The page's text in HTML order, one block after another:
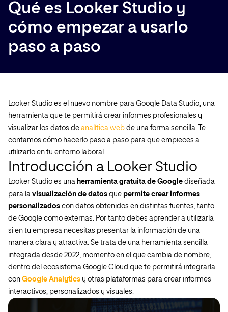
Qué es Looker Studio y
cómo empezar a usarlo
paso a paso
Looker Studio es el nuevo nombre para Google Data Studio, una
herramienta que te permitirá crear informes profesionales y
visualizar los datos de analítica web de una forma sencilla. Te
contamos cómo hacerlo paso a paso para que empieces a
utilizarlo en tu entorno laboral.
Introducción a Looker Studio
Looker Studio es una herramienta gratuita de Google diseñada
para la visualización de datos que permite crear informes
personalizados con datos obtenidos en distintas fuentes, tanto
de Google como externas. Por tanto debes aprender a utilizarla
si en tu empresa necesitas presentar la información de una
manera clara y atractiva. Se trata de una herramienta sencilla
integrada desde 2022, momento en el que cambia de nombre,
dentro del ecosistema Google Cloud que te permitirá integrarla
con Google Analytics y otras plataformas para crear informes
interactivos, personalizados y visuales.